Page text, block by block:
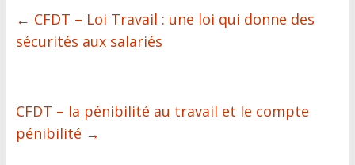
← CFDT – Loi Travail : une loi qui donne des
sécurités aux salariés
CFDT – la pénibilité au travail et le compte
pénibilité →